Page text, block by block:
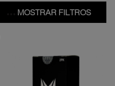
MOSTRAR FILTROS